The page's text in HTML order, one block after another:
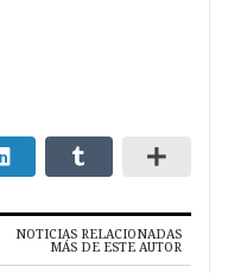
NOTICIAS RELACIONADAS
MÁS DE ESTE AUTOR